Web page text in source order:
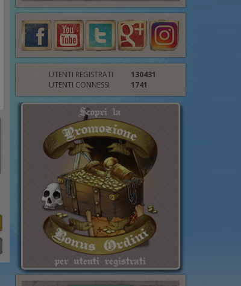
UTENTI REGISTRATI
130431
UTENTI CONNESSI
1741